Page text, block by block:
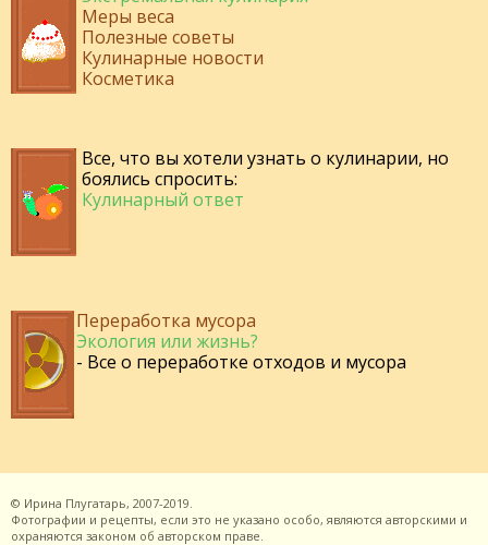
Меры веса
Полезные советы
Кулинарные новости
Косметика
Все, что вы хотели узнать о кулинарии, но
боялись спросить:
Кулинарный ответ
Переработка мусора
Экология или жизнь?
- Все о переработке отходов и мусора
© Ирина Плугатарь, 2007-2019.
Фотографии и рецепты, если это не указано особо, являются авторскими и
охраняются законом об авторском праве.